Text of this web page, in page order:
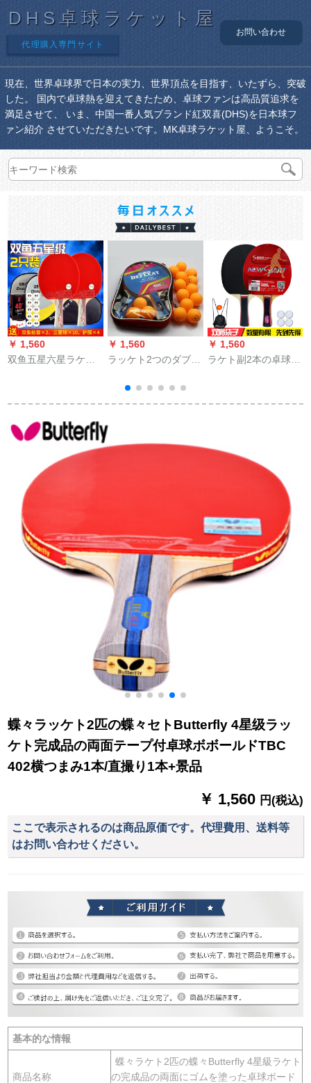
DHS卓球ラケット屋
代理購入専門サイト
お問い合わせ
現在、世界卓球界で日本の実力、世界頂点を目指す、いたずら、突破
した。 国内で卓球熱を迎えてきたため、卓球ファンは高品質追求を
満足させて、 いま、中国一番人気ブランド紅双喜(DHS)を日本球フ
ァン紹介 させていただきたいです。MK卓球ラケット屋、ようこそ。
￥ 1,560
双鱼五星六星ラケト5
习すること。
￥ 1,560
ラッケト2つのダブロ
て、学生8160ダブの
横撮り+12球+バッキ
￥ 1,560
ラケト副2本の卓球付
の袋を直接にセット
蝶々ラッケト2匹の蝶々セトButterfly 4星级ラッ
ケト完成品の両面テープ付卓球ボボールドTBC
402横つまみ1本/直撮り1本+景品
￥ 1,560 円(税込)
ここで表示されるのは商品原価です。代理費用、送料等
はお問い合わせください。
基本的な情報
商品名称
蝶々ラケト2匹の蝶々Butterfly 4星級ラケト
の完成品の両面にゴムを塗った卓球ボード